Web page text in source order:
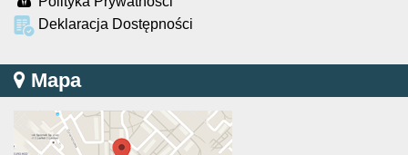
Deklaracja Dostępności
Mapa